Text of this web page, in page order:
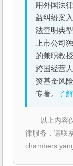
用外国法
益纠纷案
法查明典
上市公司
的兼职教
跨国经营
资基金风
专著。 了
以上内容
律服务，请联